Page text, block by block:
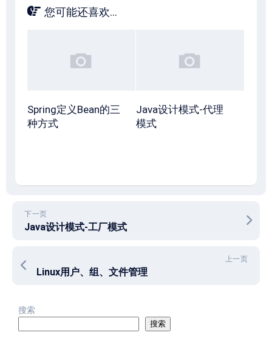
您可能还喜欢...
Spring定义Bean的三
种方式
Java设计模式-代理
模式
下一页
Java设计模式-工厂模式
上一页
Linux用户、组、文件管理
搜索
搜索